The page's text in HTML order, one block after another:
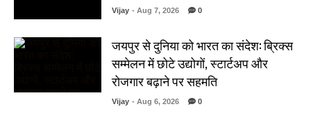
Vijay - Aug 7, 2026 0
जयपुर से दुनिया को भारत का संदेश: ब्रिक्स
सम्मेलन में छोटे उद्योगों, स्टार्टअप और
रोजगार बढ़ाने पर सहमति
Vijay - Aug 6, 2026 0